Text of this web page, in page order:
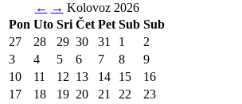
← → Kolovoz 2026
Pon Uto Sri Čet Pet Sub Sub
27
28 29 30 31 1
2
3
4 5 6 7 8
9
10
11 12 13 14 15
16
17
18 19 20 21 22
23